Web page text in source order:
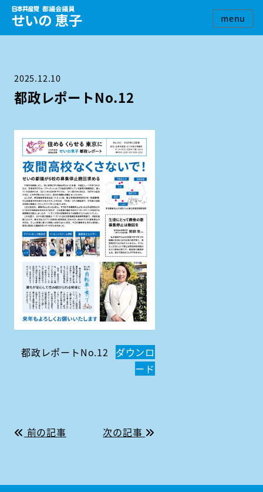
2025.12.10
都政レポートNo.12
都政レポートNo.12
ダウンロ
ード
前の記事 次の記事